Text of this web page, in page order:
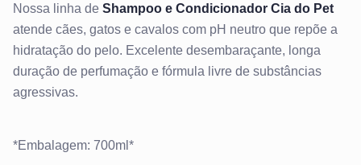
Nossa linha de Shampoo e Condicionador Cia do Pet
atende cães, gatos e cavalos com pH neutro que repõe a
hidratação do pelo. Excelente desembaraçante, longa
duração de perfumação e fórmula livre de substâncias
agressivas.
*Embalagem: 700ml*